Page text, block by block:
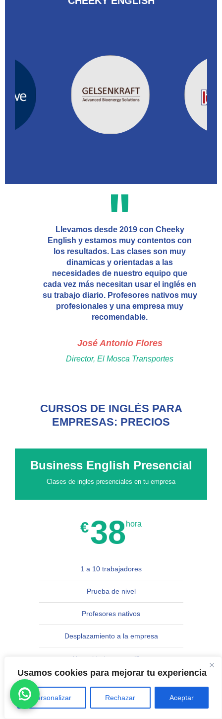
Usamos cookies para mejorar tu experiencia
Personalizar Rechazar Aceptar
Llevamos desde 2019 con Cheeky
English y estamos muy contentos con
los resultados. Las clases son muy
dinamicas y orientadas a las
necesidades de nuestro equipo que
cada vez más necesitan usar el inglés en
su trabajo diario. Profesores nativos muy
profesionales y una empresa muy
recomendable.
José Antonio Flores
Director, El Mosca Transportes
CURSOS DE INGLÉS PARA
EMPRESAS: PRECIOS
Business English Presencial
Clases de ingles presenciales en tu empresa
€38hora
1 a 10 trabajadores
Prueba de nivel
Profesores nativos
Desplazamiento a la empresa
Necesidades específicas
Bonificables con FUNDAE
CONTACTO